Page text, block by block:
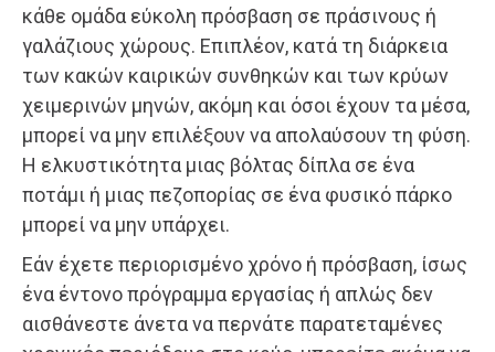
κάθε ομάδα εύκολη πρόσβαση σε πράσινους ή
γαλάζιους χώρους. Επιπλέον, κατά τη διάρκεια
των κακών καιρικών συνθηκών και των κρύων
χειμερινών μηνών, ακόμη και όσοι έχουν τα μέσα,
μπορεί να μην επιλέξουν να απολαύσουν τη φύση.
Η ελκυστικότητα μιας βόλτας δίπλα σε ένα
ποτάμι ή μιας πεζοπορίας σε ένα φυσικό πάρκο
μπορεί να μην υπάρχει.
Εάν έχετε περιορισμένο χρόνο ή πρόσβαση, ίσως
ένα έντονο πρόγραμμα εργασίας ή απλώς δεν
αισθάνεστε άνετα να περνάτε παρατεταμένες